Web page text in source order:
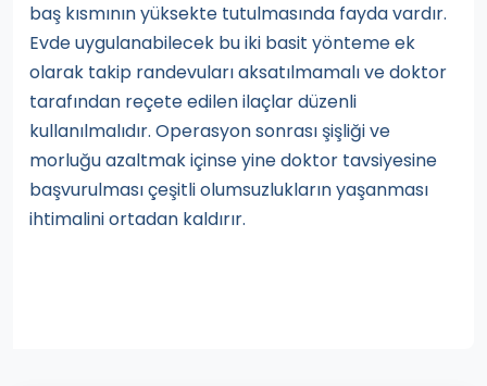
baş kısmının yüksekte tutulmasında fayda vardır.
Evde uygulanabilecek bu iki basit yönteme ek
olarak takip randevuları aksatılmamalı ve doktor
tarafından reçete edilen ilaçlar düzenli
kullanılmalıdır. Operasyon sonrası şişliği ve
morluğu azaltmak içinse yine doktor tavsiyesine
başvurulması çeşitli olumsuzlukların yaşanması
ihtimalini ortadan kaldırır.